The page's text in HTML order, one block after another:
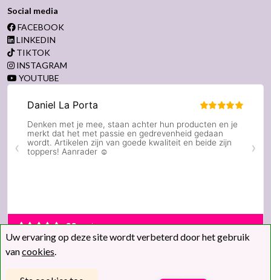
Social media
FACEBOOK
LINKEDIN
TIKTOK
INSTAGRAM
YOUTUBE
Uw ervaring op deze site wordt verbeterd door het gebruik
vancookies.